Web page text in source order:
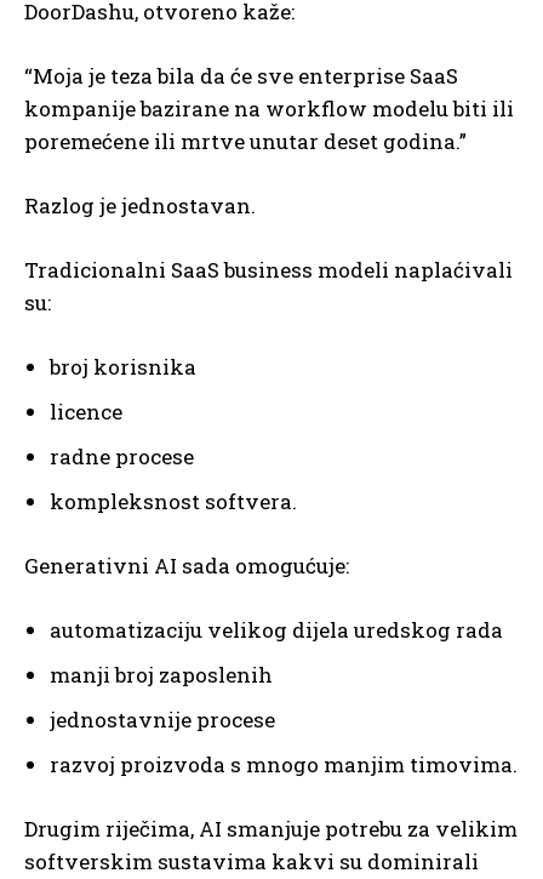
DoorDashu, otvoreno kaže:
“Moja je teza bila da će sve enterprise SaaS
kompanije bazirane na workflow modelu biti ili
poremećene ili mrtve unutar deset godina.”
Razlog je jednostavan.
Tradicionalni SaaS business modeli naplaćivali
su:
broj korisnika
licence
radne procese
kompleksnost softvera.
Generativni AI sada omogućuje:
automatizaciju velikog dijela uredskog rada
manji broj zaposlenih
jednostavnije procese
razvoj proizvoda s mnogo manjim timovima.
Drugim riječima, AI smanjuje potrebu za velikim
softverskim sustavima kakvi su dominirali